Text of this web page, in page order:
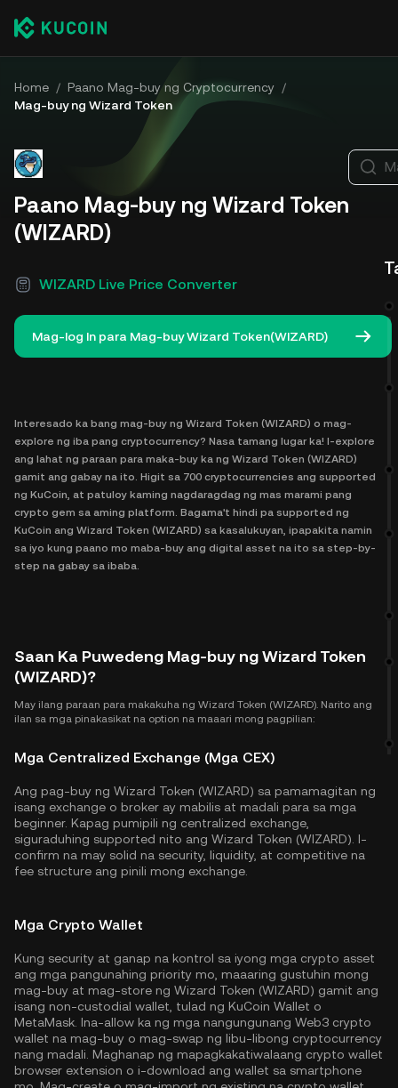
Home / Paano Mag-buy ng Cryptocurrency /
Mag-buy ng Wizard Token
Paano Mag-buy ng Wizard Token
(WIZARD)
WIZARD Live Price Converter
Mag-log In para Mag-buy Wizard Token(WIZARD)
Interesado ka bang mag-buy ng Wizard Token (WIZARD) o mag-
explore ng iba pang cryptocurrency? Nasa tamang lugar ka! I-explore
ang lahat ng paraan para maka-buy ka ng Wizard Token (WIZARD)
gamit ang gabay na ito. Higit sa 700 cryptocurrencies ang supported
ng KuCoin, at patuloy kaming nagdaragdag ng mas marami pang
crypto gem sa aming platform. Bagama't hindi pa supported ng
KuCoin ang Wizard Token (WIZARD) sa kasalukuyan, ipapakita namin
sa iyo kung paano mo maba-buy ang digital asset na ito sa step-by-
step na gabay sa ibaba.
Saan Ka Puwedeng Mag-buy ng Wizard Token
(WIZARD)?
May ilang paraan para makakuha ng Wizard Token (WIZARD). Narito ang
ilan sa mga pinakasikat na option na maaari mong pagpilian:
Mga Centralized Exchange (Mga CEX)
Ang pag-buy ng Wizard Token (WIZARD) sa pamamagitan ng
isang exchange o broker ay mabilis at madali para sa mga
beginner. Kapag pumipili ng centralized exchange,
siguraduhing supported nito ang Wizard Token (WIZARD). I-
confirm na may solid na security, liquidity, at competitive na
fee structure ang pinili mong exchange.
Mga Crypto Wallet
Kung security at ganap na kontrol sa iyong mga crypto asset
ang mga pangunahing priority mo, maaaring gustuhin mong
mag-buy at mag-store ng Wizard Token (WIZARD) gamit ang
isang non-custodial wallet, tulad ng KuCoin Wallet o
MetaMask. Ina-allow ka ng mga nangungunang Web3 crypto
wallet na mag-buy o mag-swap ng libu-libong cryptocurrency
nang madali. Maghanap ng mapagkakatiwalaang crypto wallet
browser extension o i-download ang wallet sa smartphone